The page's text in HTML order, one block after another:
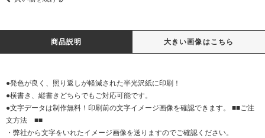
商品説明 大きい画像はこちら
●発色が良く、照り返しが軽減された半光沢紙に印刷！
●横書き、縦書きどちらでもご対応可能です。
●文字データは制作無料！印刷前の文字イメージ画像を確認できます。 ■■ご注
文方法 ■■
・弊社から文字をいれたイメージ画像を送りますのでご確認ください。